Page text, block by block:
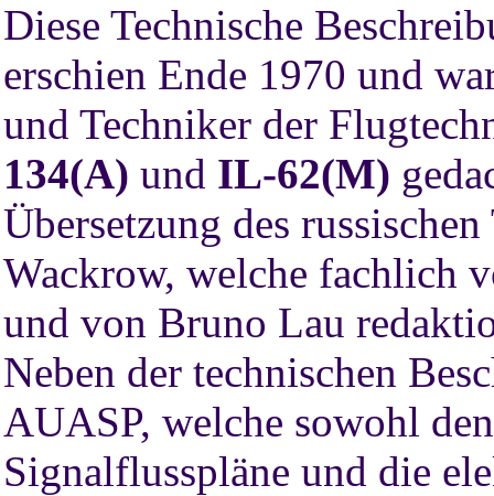
Diese Technische
erschien Ende 1970 und
und Techniker der
134(A) und IL-62(M)
Übersetzung des
Wackrow, welche fachlich
und von Bruno Lau
Neben der technischen
AUASP, welche sowohl
Signalflusspläne und die